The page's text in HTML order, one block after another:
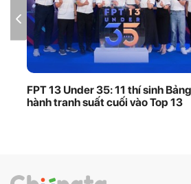
FPT 13 Under 35: 11 thí sinh
hành tranh suất cuối vào Top 13